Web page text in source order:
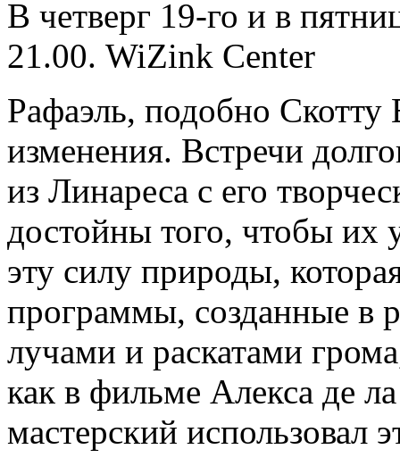
В четверг 19-го и в
21.00. WiZink Center
Рафаэль, подобно Скотту
изменения. Встречи
из Линареса с его
достойны того, чтобы их
эту силу природы,
программы, созданные в
лучами и раскатами
как в фильме Алекса де
мастерский